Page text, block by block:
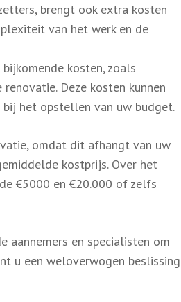
brengt ook extra kosten
van het werk en de
kosten, zoals
Deze kosten kunnen
het opstellen van uw budget.
omdat dit afhangt van uw
kostprijs. Over het
€5000 en €20.000 of zelfs
en specialisten om
u een weloverwogen beslissing